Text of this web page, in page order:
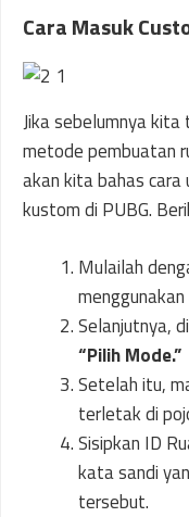
Cara Masuk
Jika sebelumnya kita
metode pembuatan
akan kita bahas cara
kustom di PUBG.
Mulailah
Selanjutnya,
“Pilih Mode.”
Setelah itu,
terletak di
Sisipkan ID
kata sandi
tersebut.